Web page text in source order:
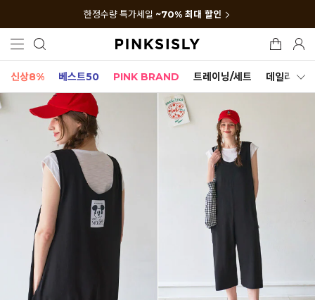
한정수량 특가세일 ~70% 최대 할인
신상8% 베스트50 PINK BRAND 트레이닝/세트 데일리세트